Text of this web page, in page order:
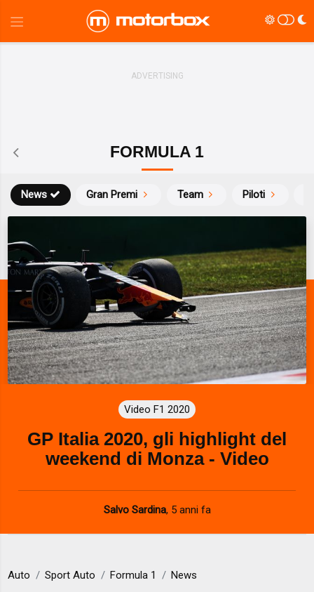
FORMULA 1
News Gran Premi Team Piloti
Video F1 2020
GP Italia 2020, gli highlight del
weekend di Monza - Video
Salvo Sardina, 5 anni fa
Auto Sport Auto Formula 1 News